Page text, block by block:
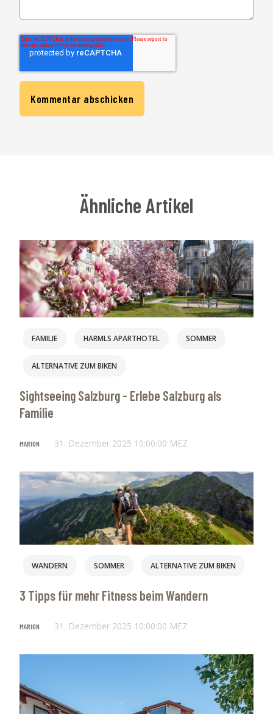
Ähnliche Artikel
FAMILIE HARMLS APARTHOTEL SOMMER
ALTERNATIVE ZUM BIKEN
Sightseeing Salzburg - Erlebe Salzburg als
Familie
MARION 31. Dezember 2025 10:00:00 MEZ
WANDERN SOMMER ALTERNATIVE ZUM BIKEN
3 Tipps für mehr Fitness beim Wandern
MARION 31. Dezember 2025 10:00:00 MEZ